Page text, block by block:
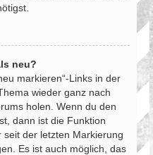
neu?
markieren“-Links in der
wieder ganz nach
holen. Wenn du den
dann ist die Funktion
der letzten Markierung
Es ist auch möglich, das